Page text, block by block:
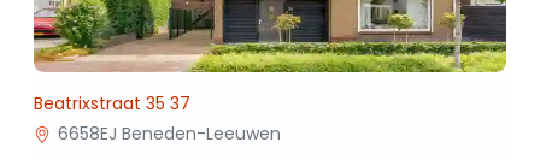
Beatrixstraat 35 37
6658EJ Beneden-Leeuwen